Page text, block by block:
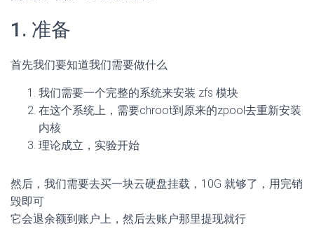
1. 准备
首先我们要知道我们需要做什么
我们需要一个完整的系统来安装 zfs 模块
在这个系统上，需要chroot到原来的zpool去重新安装
内核
理论成立，实验开始
然后，我们需要去买一块云硬盘挂载，10G 就够了，用完销
毁即可
它会退余额到账户上，然后去账户那里提现就行